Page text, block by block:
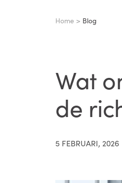
Home > Blog
Wat
de
5 FEBRUARI, 2026